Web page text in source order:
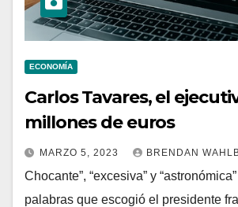
ECONOMÍA
Carlos Tavares, el
millones de euros
MARZO 5, 2023 BRENDAN
Chocante”, “excesiva” y
palabras que escogió el presidente